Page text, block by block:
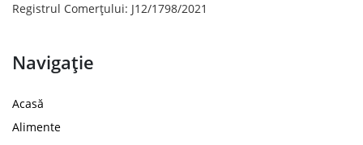
Registrul Comerțului: J12/1798/2021
Navigație
Acasă
Alimente